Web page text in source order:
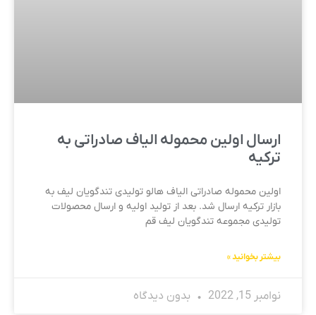
ارسال اولین محموله الیاف صادراتی به
ترکیه
اولین محموله صادراتی الیاف هالو تولیدی تندگویان لیف به
بازار ترکیه ارسال شد. بعد از تولید اولیه و ارسال محصولات
تولیدی مجموعه تندگویان لیف قم
بیشتر بخوانید »
نوامبر 15, 2022 بدون دیدگاه